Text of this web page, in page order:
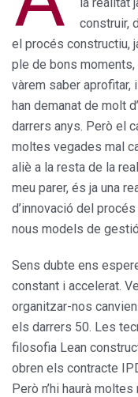
construir,
el procés constructiu,
ple de bons
vàrem saber aprofitar,
han demanat de molt
darrers anys. Però el
moltes vegades mal
aliè a la resta de la
meu parer, és ja una
d’innovació del
nous models de
Sens dubte ens
constant i accelerat.
organitzar-nos
els darrers 50. Les
filosofia Lean
obren els contracte
Però n’hi haurà